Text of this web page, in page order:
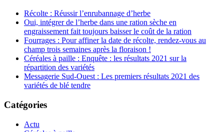
Récolte : Réussir l’enrubannage d’herbe
Oui, intégrer de l’herbe dans une ration sèche en
engraissement fait toujours baisser le coût de la ration
Fourrages : Pour affiner la date de récolte, rendez-vous au
champ trois semaines après la floraison !
Céréales à paille : Enquête : les résultats 2021 sur la
répartition des variétés
Messagerie Sud-Ouest : Les premiers résultats 2021 des
variétés de blé tendre
Catégories
Actu